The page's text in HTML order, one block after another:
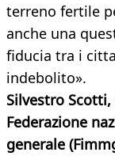
terreno fertile
anche una
fiducia tra i
indebolito».
Silvestro
Federazione
generale